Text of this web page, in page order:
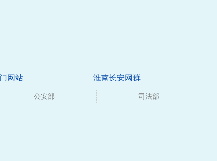
网站 淮南长安网群
公安部 司法部